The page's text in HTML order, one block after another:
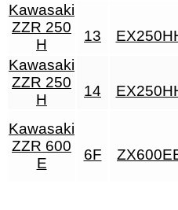
Kawasaki
ZZR 250
H
13
Kawasaki
ZZR 250
H
14
Kawasaki
ZZR 600
E
6F